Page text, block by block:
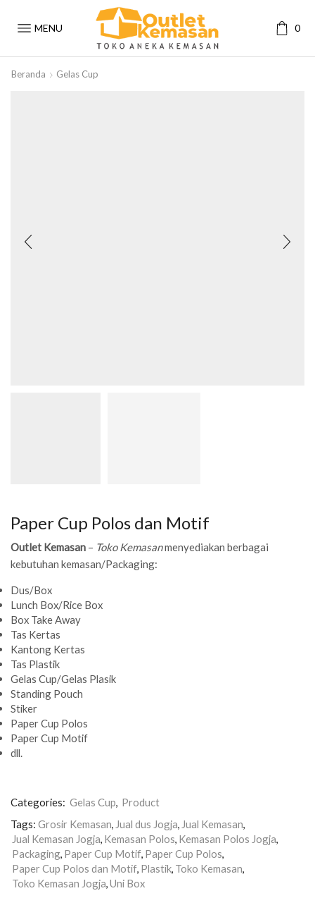
MENU 0
Beranda Gelas Cup
Paper Cup Polos dan Motif
Outlet Kemasan – Toko Kemasanmenyediakan berbagai
kebutuhan kemasan/Packaging:
Dus/Box
Lunch Box/Rice Box
Box Take Away
Tas Kertas
Kantong Kertas
Tas Plastik
Gelas Cup/Gelas Plasik
Standing Pouch
Stiker
Paper Cup Polos
Paper Cup Motif
dll.
Categories: Gelas Cup, Product
Tags: Grosir Kemasan, Jual dus Jogja, Jual Kemasan,
Jual Kemasan Jogja, Kemasan Polos, Kemasan Polos Jogja,
Packaging, Paper Cup Motif, Paper Cup Polos,
Paper Cup Polos dan Motif, Plastik, Toko Kemasan,
Toko Kemasan Jogja,Uni Box